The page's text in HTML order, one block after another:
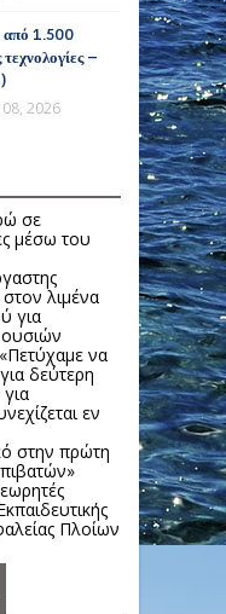
από 1.500
–
2026
σε
μέσω του
λιμένα
για
«Πετύχαμε να
δεύτερη
εν
στην πρώτη
Πλοίων